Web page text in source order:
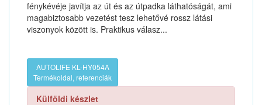
fénykévéje javítja az út és az útpadka láthatóságát, ami
magabiztosabb vezetést tesz lehetővé rossz látási
viszonyok között is. Praktikus válasz...
AUTOLIFE KL-HY054A
Termékoldal, referenciák
Külföldi készlet